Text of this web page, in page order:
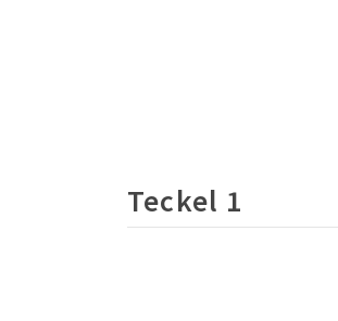
Teckel 1